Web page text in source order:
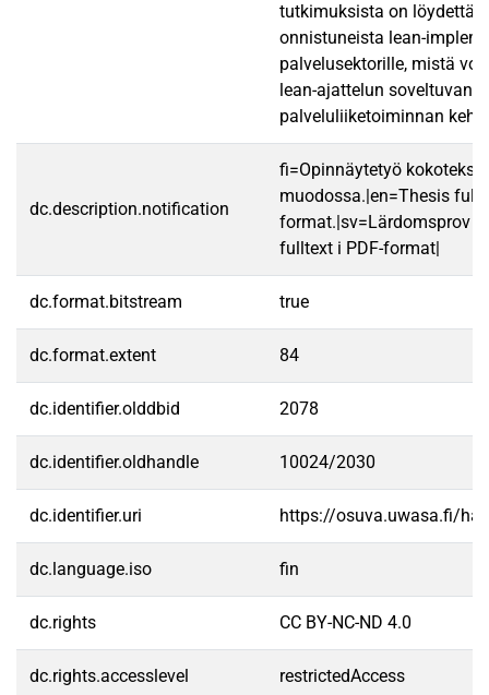
tutkimuksista on
onnistuneista lean-
palvelusektorille, mistä
lean-ajattelun soveltuvan
palveluliiketoiminnan
dc.description.notification
fi=Opinnäytetyö
muodossa.|en=Thesis
format.|sv=Lärdomsprov
fulltext i PDF-format|
dc.format.bitstream true
dc.format.extent 84
dc.identifier.olddbid 2078
dc.identifier.oldhandle 10024/2030
dc.identifier.uri https://osuva.uwasa.fi/
dc.language.iso fin
dc.rights CC BY-NC-ND 4.0
dc.rights.accesslevel restrictedAccess